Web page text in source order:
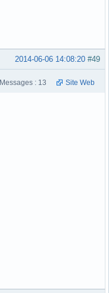
#49
2014-06-06 14:08:20
Messages : 13 Site Web